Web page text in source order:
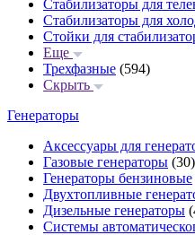
Стабилизаторы для
Стабилизаторы для
Стойки для
Еще
Трехфазные (594)
Скрыть
Генераторы
Аксессуары для
Газовые генераторы (30)
Генераторы бензиновые
Двухтопливные
Дизельные генераторы
Системы